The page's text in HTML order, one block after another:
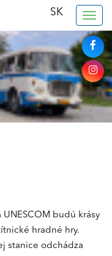
SK
budú krásy
hradné hry.
stanice odchádza